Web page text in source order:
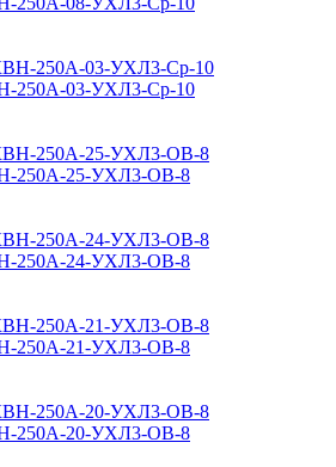
250А-03-УХЛ3-Ср-10
250А-25-УХЛ3-ОВ-8
250А-24-УХЛ3-ОВ-8
250А-21-УХЛ3-ОВ-8
250А-20-УХЛ3-ОВ-8